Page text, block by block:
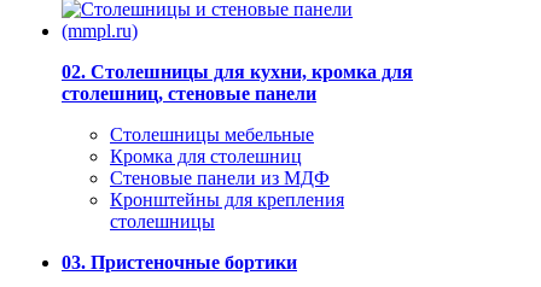
02. Столешницы для кухни, кромка для
столешниц, стеновые панели
Столешницы мебельные
Кромка для столешниц
Стеновые панели из МДФ
Кронштейны для крепления
столешницы
03. Пристеночные бортики